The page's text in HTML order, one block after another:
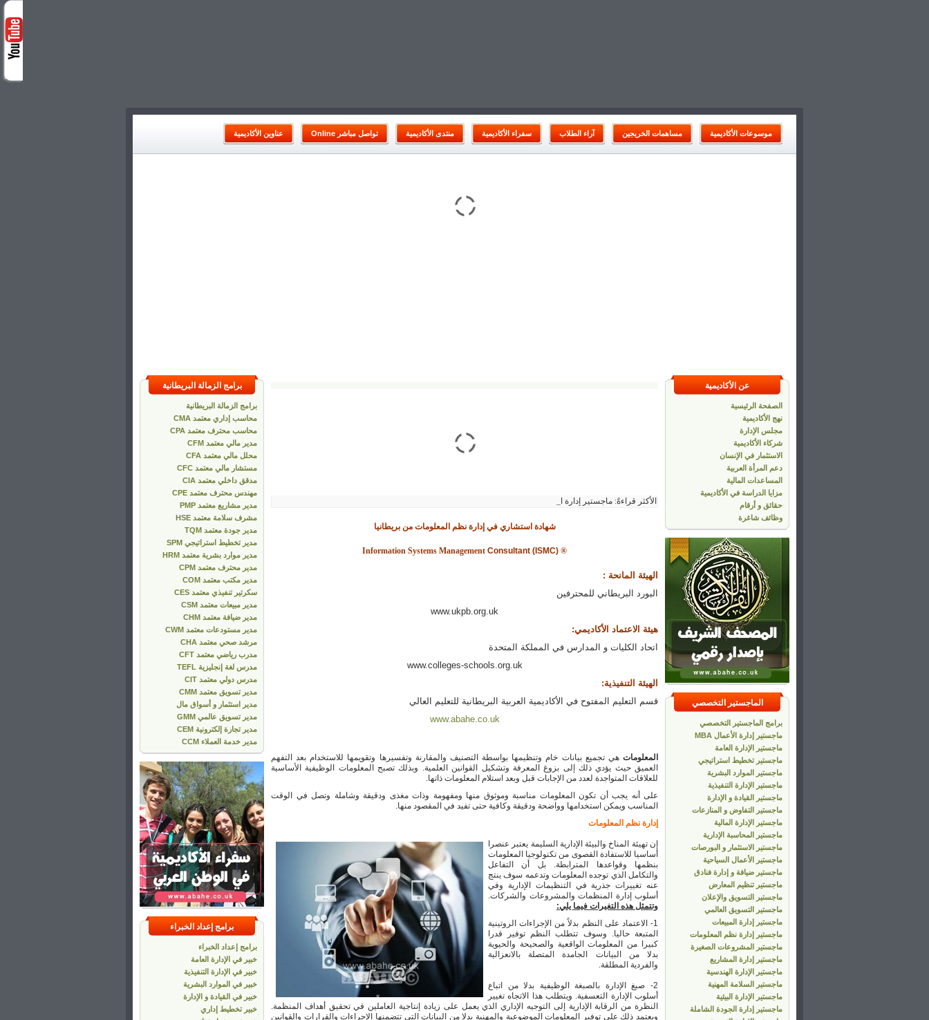
عناوين الأكاديمية Online تواصل مباشر منتدى الأكاديمية سفراء الأكاديمية آراء الطلاب مساهمات الخريجين موسوعات الأكاديمية
برامج الزمالة البريطانية
برامج الزمالة البريطانية
محاسب إداري معتمد CMA
محاسب محترف معتمد CPA
مدير مالي معتمد CFM
محلل مالي معتمد CFA
مستشار مالي معتمد CFC
مدقق داخلي معتمد CIA
مهندس محترف معتمد CPE
مدير مشاريع معتمد PMP
مشرف سلامة معتمد HSE
مدير جودة معتمد TQM
مدير تخطيط استراتيجي SPM
مدير موارد بشرية معتمد HRM
مدير محترف معتمد CPM
مدير مكتب معتمد COM
سكرتير تنفيذي معتمد CES
مدير مبيعات معتمد CSM
مدير ضيافة معتمد CHM
مدير مستودعات معتمد CWM
مرشد صحي معتمد CHA
مدرب رياضي معتمد CFT
مدرس لغة إنجليزية TEFL
مدرس دولي معتمد CIT
مدير تسويق معتمد CMM
مدير استثمار و أسواق مال
مدير تسويق عالمي GMM
مدير تجارة إلكترونية CEM
مدير خدمة العملاء CCM
برامج إعداد الخبراء
برامج إعداد الخبراء
خبير في الإدارة العامة
خبير في الإدارة التنفيذية
خبير في الموارد البشرية
خبير في القيادة و الإدارة
خبير تخطيط إداري
الأكثر قراءةً: ماجستير إدارة الأعمال من بريطانيا
شهادة استشاري في إدارة نظم المعلومات من بريطانيا
Information Systems Management Consultant (ISMC) ®
الهيئة المانحة :
البورد البريطاني للمحترفين
www.ukpb.org.uk
هيئة الاعتماد الأكاديمي:
اتحاد الكليات و المدارس في المملكة المتحدة
www.colleges-schools.org.uk
الهيئة التنفيذية:
قسم التعليم المفتوح في الأكاديمية العربية البريطانية للتعليم العالي
www.abahe.co.uk
المعلومات هي تجميع بيانات خام وتنظيمها بواسطة التصنيف والمقارنة وتفسيرها وتقويمها للاستخدام بعد التفهم
العميق حيث يؤدي ذلك إلى بزوغ المعرفة وتشكيل القوانين العلمية. وبذلك تصبح المعلومات الوظيفية الأساسية
للعلاقات المتواجدة لعدد من الإجابات قبل وبعد استلام المعلومات ذاتها.
على أنه يجب أن تكون المعلومات مناسبة وموثوق منها ومفهومة وذات مغذى ودقيقة وشاملة وتصل في الوقت
المناسب ويمكن استخدامها وواضحة ودقيقة وكافية حتى تفيد في المقصود منها.
إدارة نظم المعلومات
إن تهيئة المناخ والبيئة الإدارية السليمة يعتبر عنصرا
أساسيا للاستفادة القصوى من تكنولوجيا المعلومات
بنظمها وقواعدها المترابطة. بل أن التفاعل
والتكامل الذي توجده المعلومات وتدعمه سوف ينتج
عنه تغييرات جذرية في التنظيمات الإدارية وفي
أسلوب إدارة المنظمات والمشروعات والشركات.
وتتمثل هذه التغيرات فيما يلي:
1- الاعتماد على النظم بدلاً من الإجراءات الروتينية
المتبعة حاليا. وسوف تتطلب النظم توفير قدرا
كبيرا من المعلومات الواقعية والصحيحة والحيوية
بدلا من البيانات الجامدة المتصلة بالانعزالية
والفردية المطلقة.
2- صبغ الإدارة بالصبغة الوظيفية بدلا من اتباع
أسلوب الإدارة التعسفية. ويتطلب هذا الاتجاه تغيير
النظرة من الرقابة الإدارية إلى التوجيه الإداري الذي يعمل على زيادة إنتاجية العاملين في تحقيق أهداف المنظمة.
ويعتمد ذلك على توفير المعلومات الموضوعية والمهنية بدلا من البيانات التي تتضمنها الإجراءات والقرارات والقوانين
عن الأكاديمية
الصفحة الرئيسية
نهج الأكاديمية
مجلس الإدارة
شركاء الأكاديمية
الاستثمار في الإنسان
دعم المرأة العربية
المساعدات المالية
مزايا الدراسة في الأكاديمية
حقائق و أرقام
وظائف شاغرة
الماجستير التخصصي
برامج الماجستير التخصصي
ماجستير إدارة الأعمال MBA
ماجستير الإدارة العامة
ماجستير تخطيط استراتيجي
ماجستير الموارد البشرية
ماجستير الإدارة التنفيذية
ماجستير القيادة و الإدارة
ماجستير التفاوض و المنازعات
ماجستير الإدارة المالية
ماجستير المحاسبة الإدارية
ماجستير الاستثمار و البورصات
ماجستير الأعمال السياحية
ماجستير ضيافة و إدارة فنادق
ماجستير تنظيم المعارض
ماجستير التسويق والإعلان
ماجستير التسويق العالمي
ماجستير إدارة المبيعات
ماجستير إدارة نظم المعلومات
ماجستير المشروعات الصغيرة
ماجستير إدارة المشاريع
ماجستير الإدارة الهندسية
ماجستير السلامة المهنية
ماجستير الإدارة البيئية
ماجستير إدارة الجودة الشاملة